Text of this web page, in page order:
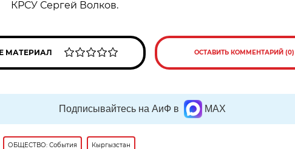
КРСУ Сергей Волков.
МАТЕРИАЛ ОСТАВИТЬ КОММЕНТАРИЙ (0)
Подписывайтесь на АиФ в MAX
ОБЩЕСТВО: События Кыргызстан